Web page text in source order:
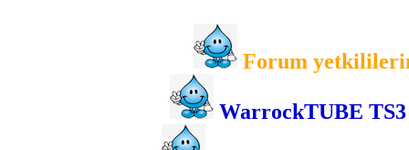
Forum
WarrockTUBE